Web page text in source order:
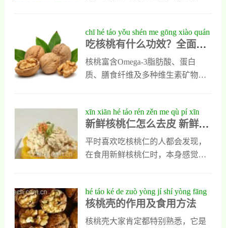
早白等多种不良症状发生。
应用前景。
同的坚果功效与作用也各不相同，
大家想了解，可以随我去看看。坚
果的功效与作用1、栗子的功效与作
用栗子有着坚果之王的称号，它是
外它还能调理肠胃，益气健脾，是
提高人类健康水平的理想食用品之
一。栗子中铁的含量也很高，可以
预防贫血的发生。2、保护心脏的开
果精氨酸的含
chī hé táo yǒu shén me gōng xiào quán
miàn jiě xī hé táo de yíng yǎng jià zhí
yǔ jiàn kāng yì chù
吃核桃有什么功效？全面解
析核桃的营养价值与健康益
处
核桃富含Omega-3脂肪酸、蛋白
质、膳食纤维及多种维生素矿物
胆固醇、提升好胆固醇，保护心血
管健康。高纤维带来饱腹感，利于
体重控制；抗氧化物质可延缓衰
老、保持皮肤弹性。适量食用核桃
xīn xiān hé táo rén zěn me qù pí xīn
xiān hé táo rén kuài sù qù pí jì qiǎo
新鲜核桃仁怎么去皮 新鲜核
桃仁快速去皮技巧
平时喜欢吃核桃仁的人都会发现，
在食用新鲜核桃仁时，本身感觉它
因为新鲜核桃仁表面有一层薄皮
儿，这种薄皮的味道苦涩会直接影
响核桃仁的口感，所以平时很多人
hé táo ké de zuò yòng jí shí yòng fāng
fǎ
核桃壳的作用及食用方法
核桃壳大家肯定都特别熟悉，它是